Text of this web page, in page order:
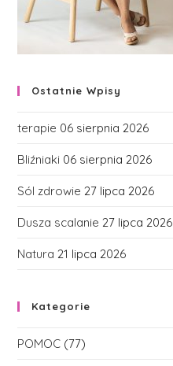
Ostatnie Wpisy
terapie 06 sierpnia 2026
Bliźniaki 06 sierpnia 2026
Sól zdrowie 27 lipca 2026
Dusza scalanie 27 lipca 2026
Natura 21 lipca 2026
Kategorie
POMOC (77)